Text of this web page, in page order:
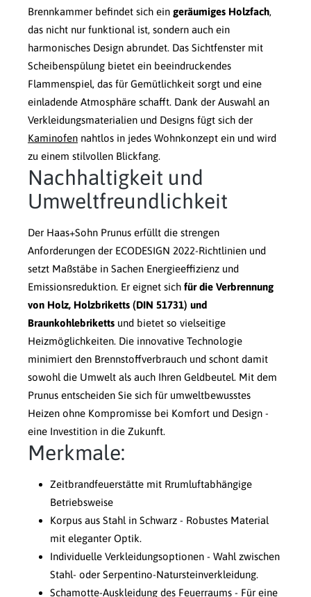
Brennkammer befindet sich ein geräumiges Holzfach,
das nicht nur funktional ist, sondern auch ein
harmonisches Design abrundet. Das Sichtfenster mit
Scheibenspülung bietet ein beeindruckendes
Flammenspiel, das für Gemütlichkeit sorgt und eine
einladende Atmosphäre schafft. Dank der Auswahl an
Verkleidungsmaterialien und Designs fügt sich der
Kaminofen nahtlos in jedes Wohnkonzept ein und wird
zu einem stilvollen Blickfang.
Nachhaltigkeit und
Umweltfreundlichkeit
Der Haas+Sohn Prunus erfüllt die strengen
Anforderungen der ECODESIGN 2022-Richtlinien und
setzt Maßstäbe in Sachen Energieeffizienz und
Emissionsreduktion. Er eignet sich für die Verbrennung
von Holz, Holzbriketts (DIN 51731) und
Braunkohlebriketts und bietet so vielseitige
Heizmöglichkeiten. Die innovative Technologie
minimiert den Brennstoffverbrauch und schont damit
sowohl die Umwelt als auch Ihren Geldbeutel. Mit dem
Prunus entscheiden Sie sich für umweltbewusstes
Heizen ohne Kompromisse bei Komfort und Design -
eine Investition in die Zukunft.
Merkmale:
Zeitbrandfeuerstätte mit Rrumluftabhängige
Betriebsweise
Korpus aus Stahl in Schwarz - Robustes Material
mit eleganter Optik.
Individuelle Verkleidungsoptionen - Wahl zwischen
Stahl- oder Serpentino-Natursteinverkleidung.
Schamotte-Auskleidung des Feuerraums - Für eine